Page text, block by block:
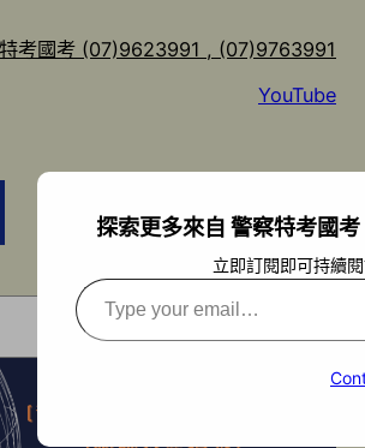
考國考 (07)9623991 , (07)9763991
YouTube
探索更多來自 警察特考國
立即訂閱即可持續
Type
your